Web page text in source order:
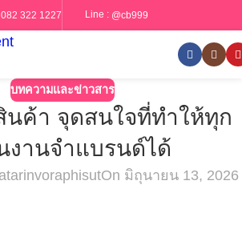
082 322 1227 Line : @cb999
บทความและข่าวสาร
นค้า จุดสนใจที่ทำให้ทุก
งานจำแบรนด์ได้
On มิถุนายน 13, 2026